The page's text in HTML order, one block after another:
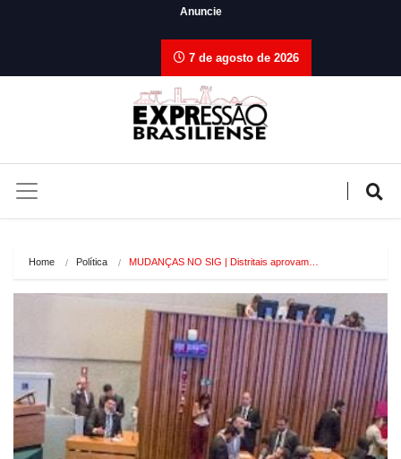
Anuncie
7 de agosto de 2026
Home Política MUDANÇAS NO SIG | Distritais aprovam…